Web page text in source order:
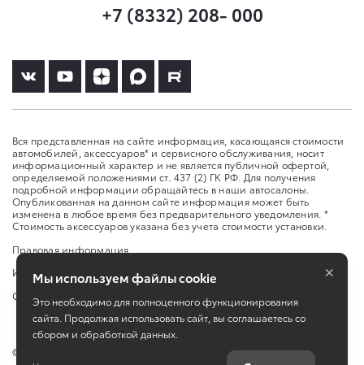
+7 (8332) 208- 000
Вся представленная на сайте информация, касающаяся стоимости
автомобилей, аксессуаров* и сервисного обслуживания, носит
информационный характер и не является публичной офертой,
определяемой положениями ст. 437 (2) ГК РФ. Для получения
подробной информации обращайтесь в наши автосалоны.
Опубликованная на данном сайте информация может быть
изменена в любое время без предварительного уведомления. *
Стоимость аксессуаров указана без учета стоимости установки.
Правовая информация
Изменить настройку cookies
Сбросить cookie
©
Мы используем файлы cookie
Это необходимо для полноценного функционирования
сайта. Продолжая использовать сайт, вы соглашаетесь со
сбором и обработкой данных.
×